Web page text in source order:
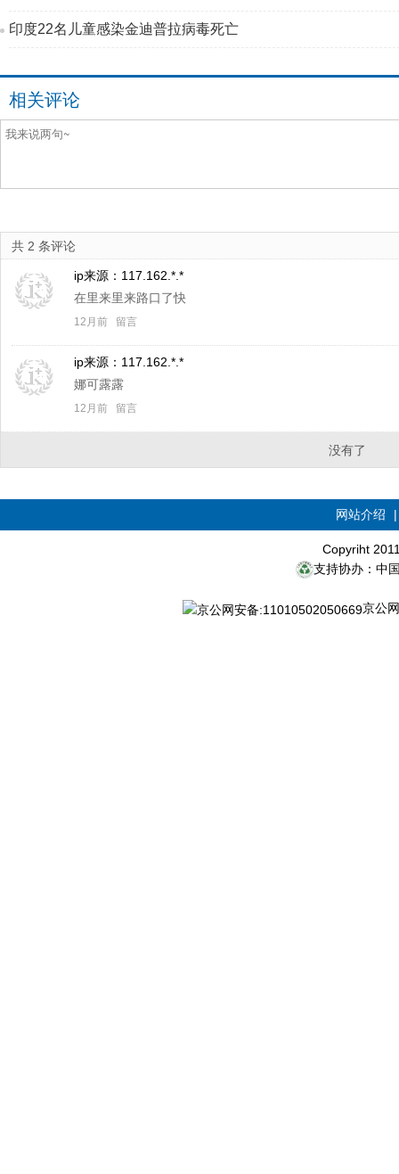
印度22名儿童感染金迪普拉病毒死亡
相关评论
共 2 条评论
ip来源： 117.162.*.*
在里来里来路口了快
12月前 留言
ip来源： 117.162.*.*
娜可露露
12月前 留言
没有了
网站介绍
Copyriht
支持协办：中
京公